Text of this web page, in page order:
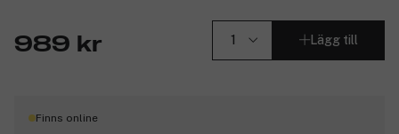
989 kr Lägg till
Finns online